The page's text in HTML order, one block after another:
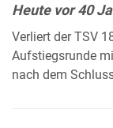
Heute vor 40
Verliert der TSV
Aufstiegsrunde
nach dem